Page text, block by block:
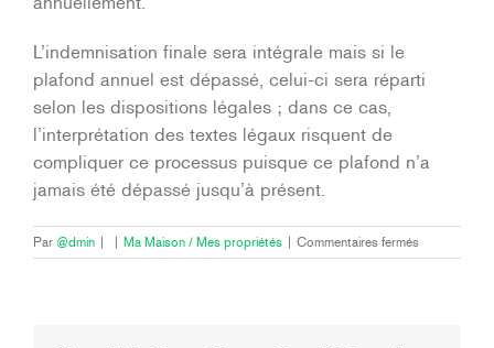
L’indemnisation finale sera intégrale mais si le
plafond annuel est dépassé, celui-ci sera réparti
selon les dispositions légales ; dans ce cas,
l’interprétation des textes légaux risquent de
compliquer ce processus puisque ce plafond n’a
jamais été dépassé jusqu’à présent.
Par @dmin Ma Maison / Mes propriétés Commentaires ferméssur
Suis-